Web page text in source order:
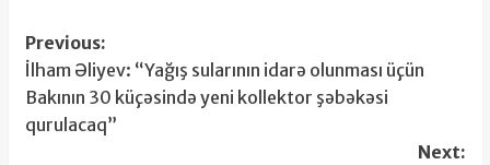
Post
navigation
Previous:
İlham Əliyev: “Yağış sularının idarə olunması üçün
Bakının 30 küçəsində yeni kollektor şəbəkəsi
qurulacaq”
Next: